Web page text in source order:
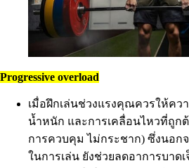
Progressive overload
เมื่อฝึกเล่นช่วงแรงคุณควรให้ค
น้ำหนัก และการเคลื่อนไหวที่ถูก
การควบคุม ไม่กระชาก) ซึ่งนอก
ในการเล่น ยังช่วยลดอาการบาด